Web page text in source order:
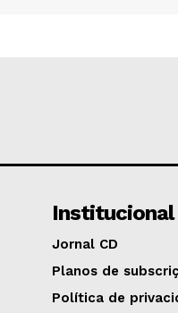
Institucional
Jornal CD
Planos de
Política de